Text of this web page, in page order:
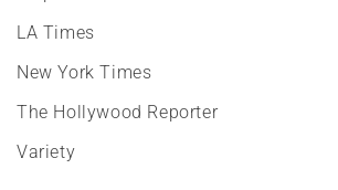
LA Times
New York Times
The Hollywood Reporter
Variety